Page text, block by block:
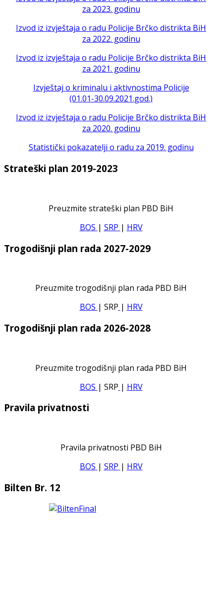
za 2023. godinu
Izvod iz izvještaja o radu Policije Brčko distrikta BiH
za 2022. godinu
Izvod iz izvještaja o radu Policije Brčko distrikta BiH
za 2021. godinu
Izvještaj o kriminalu i aktivnostima Policije
(01.01-30.09.2021.god.)
Izvod iz izvještaja o radu Policije Brčko distrikta BiH
za 2020. godinu
Statistički pokazatelji o radu za 2019. godinu
Strateški plan 2019-2023
Preuzmite strateški plan PBD BiH
BOS | SRP | HRV
Trogodišnji plan rada 2027-2029
Preuzmite trogodišnji plan rada PBD BiH
BOS | SRP | HRV
Trogodišnji plan rada 2026-2028
Preuzmite trogodišnji plan rada PBD BiH
BOS | SRP | HRV
Pravila privatnosti
Pravila privatnosti PBD BiH
BOS | SRP | HRV
Bilten Br. 12